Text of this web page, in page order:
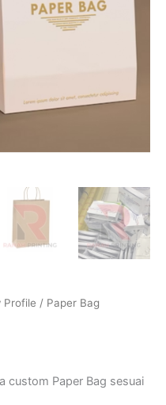
Profile / Paper Bag
custom Paper Bag sesuai